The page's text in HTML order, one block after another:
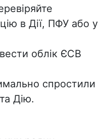
в Дії, ПФУ або у
облік ЄСВ
спростили
Дію.